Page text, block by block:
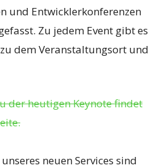
und Entwicklerkonferenzen
Zu jedem Event gibt es
dem Veranstaltungsort und
der heutigen Keynote findet
neuen Services sind